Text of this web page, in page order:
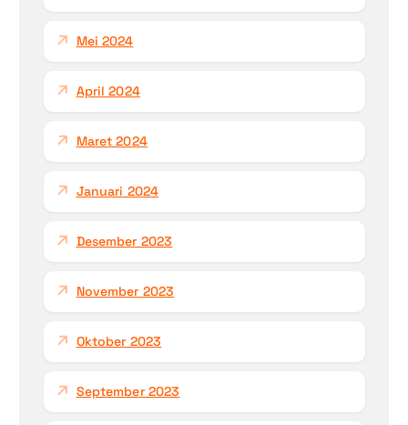
Mei 2024
April 2024
Maret 2024
Januari 2024
Desember 2023
November 2023
Oktober 2023
September 2023